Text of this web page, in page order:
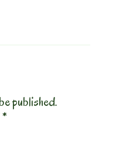
published.
*